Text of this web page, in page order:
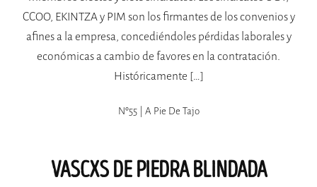
CCOO, EKINTZA y PIM son los firmantes de los convenios y
afines a la empresa, concediéndoles pérdidas laborales y
económicas a cambio de favores en la contratación.
Históricamente […]
Nº55 | A Pie De Tajo
VASCXS DE PIEDRA BLINDADA